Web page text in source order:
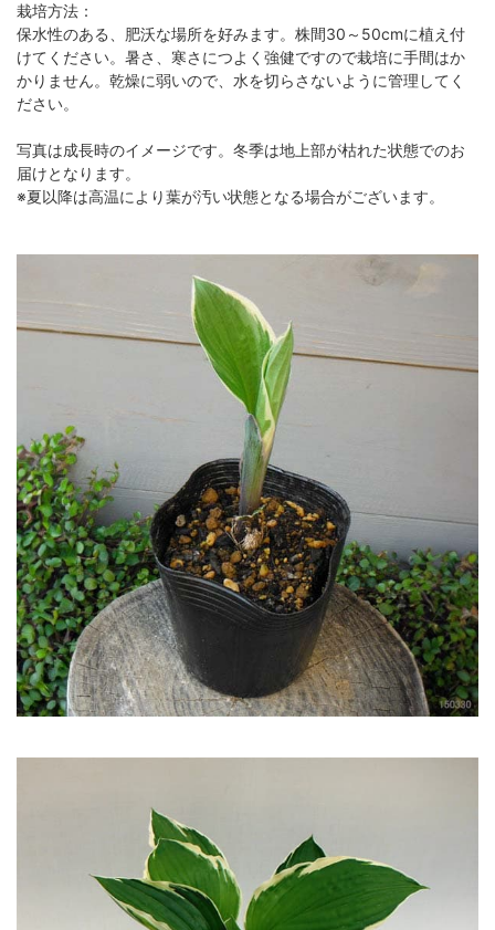
栽培方法：
保水性のある、肥沃な場所を好みます。株間30～50cmに植え付
けてください。暑さ、寒さにつよく強健ですので栽培に手間はか
かりません。乾燥に弱いので、水を切らさないように管理してく
ださい。
写真は成長時のイメージです。冬季は地上部が枯れた状態でのお
届けとなります。
※夏以降は高温により葉が汚い状態となる場合がございます。